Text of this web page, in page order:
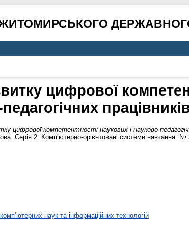
цифрової
цифрової компетентності наукових і науково-
Серія 2. Комп’ютерно-орієнтовані системи навчання.
наук та інформаційних технологій